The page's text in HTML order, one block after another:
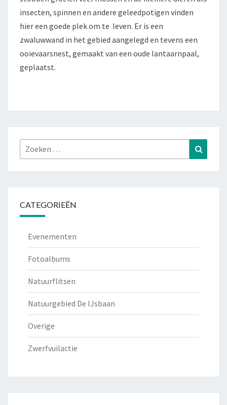
insecten, spinnen en andere geleedpotigen vinden
hier een goede plek om te leven. Er is een
zwaluwwand in het gebied aangelegd en tevens een
ooievaarsnest, gemaakt van een oude lantaarnpaal,
geplaatst.
Zoeken
naar:
CATEGORIEËN
Evenementen
Fotoalbums
Natuurflitsen
Natuurgebied De IJsbaan
Overige
Zwerfvuilactie